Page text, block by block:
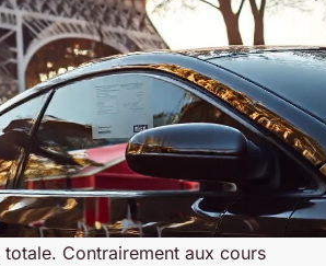
totale. Contrairement aux cours